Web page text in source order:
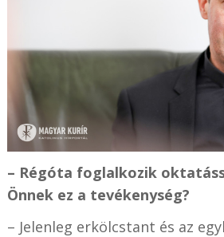
– Régóta foglalkozik
Önnek ez a tevékenység?
– Jelenleg erkölcstant és az